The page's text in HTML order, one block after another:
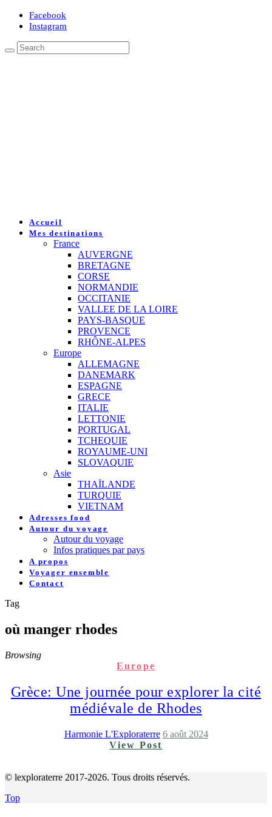
Facebook
Instagram
Accueil
Mes destinations
France
AUVERGNE
BRETAGNE
CORSE
NORMANDIE
OCCITANIE
VALLEE DE LA LOIRE
PAYS-BASQUE
PROVENCE
RHÔNE-ALPES
Europe
ALLEMAGNE
DANEMARK
ESPAGNE
GRECE
ITALIE
LETTONIE
PORTUGAL
TCHEQUIE
ROYAUME-UNI
SLOVAQUIE
Asie
THAÏLANDE
TURQUIE
VIETNAM
Adresses food
Autour du voyage
Autour du voyage
Infos pratiques par pays
A propos
Voyager ensemble
Contact
Tag
où manger rhodes
Browsing
Europe
Grèce: Une journée pour explorer la cité
médiévale de Rhodes
Harmonie L'Exploraterre 6 août 2024
View Post
© lexploraterre 2017-2026. Tous droits réservés.
Top